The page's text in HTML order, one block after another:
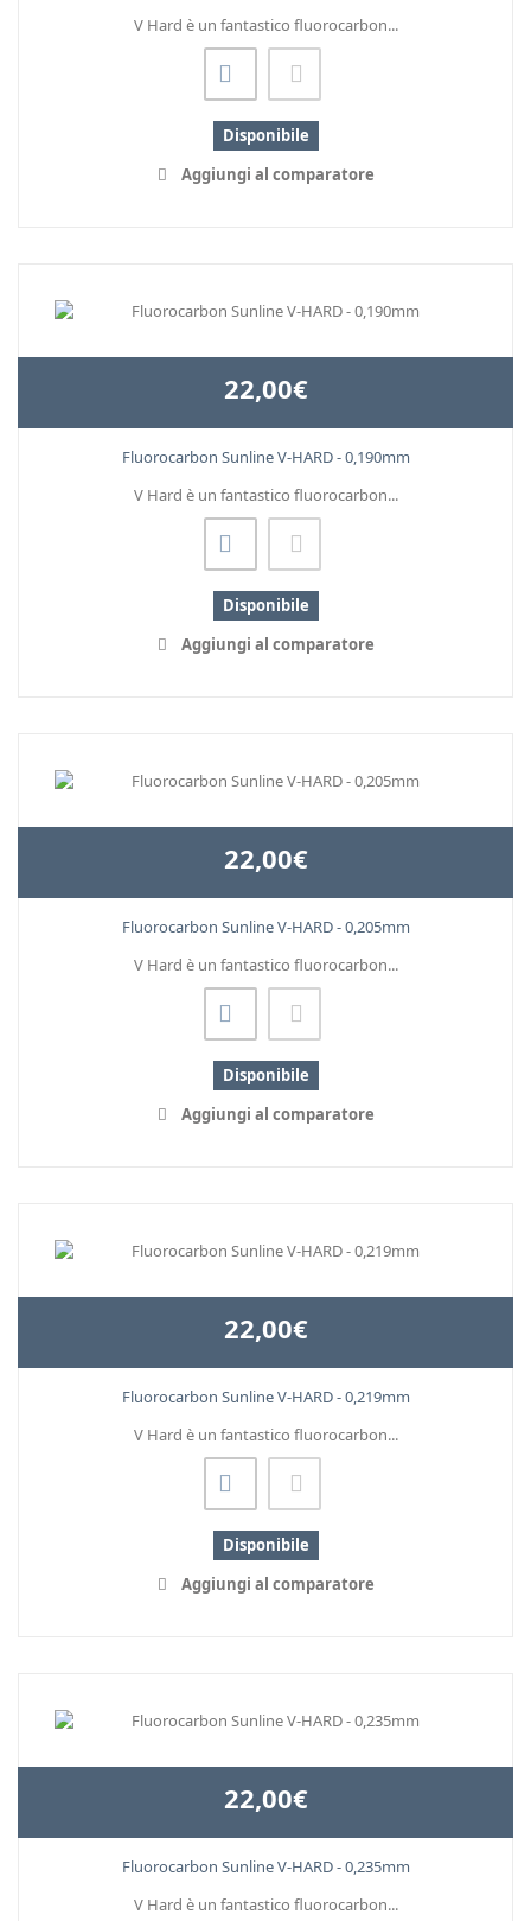
V Hard è un fantastico fluorocarbon...
Disponibile
Aggiungi al comparatore
22,00€
Fluorocarbon Sunline V-HARD - 0,190mm
V Hard è un fantastico fluorocarbon...
Disponibile
Aggiungi al comparatore
22,00€
Fluorocarbon Sunline V-HARD - 0,205mm
V Hard è un fantastico fluorocarbon...
Disponibile
Aggiungi al comparatore
22,00€
Fluorocarbon Sunline V-HARD - 0,219mm
V Hard è un fantastico fluorocarbon...
Disponibile
Aggiungi al comparatore
22,00€
Fluorocarbon Sunline V-HARD - 0,235mm
V Hard è un fantastico fluorocarbon...